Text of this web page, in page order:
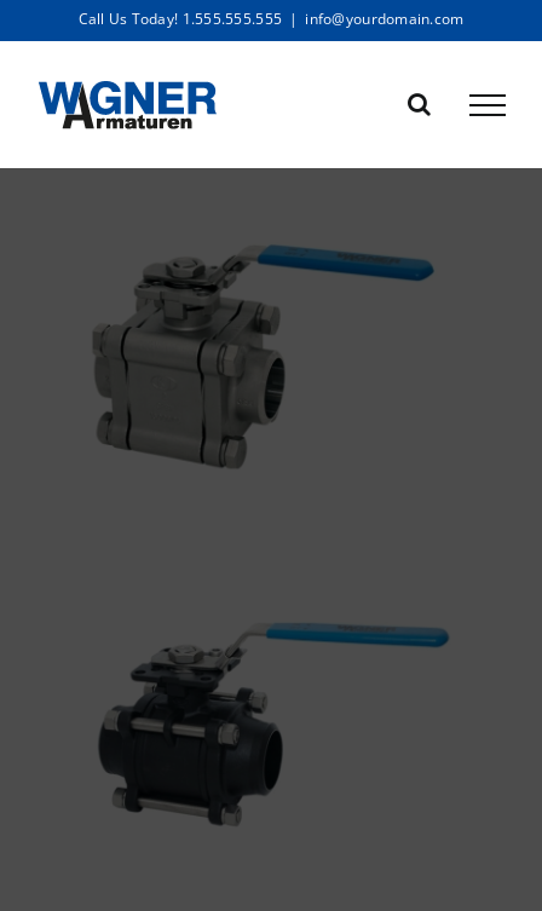
Inhalt
springen
Call Us Today! 1.555.555.555 | info@yourdomain.com